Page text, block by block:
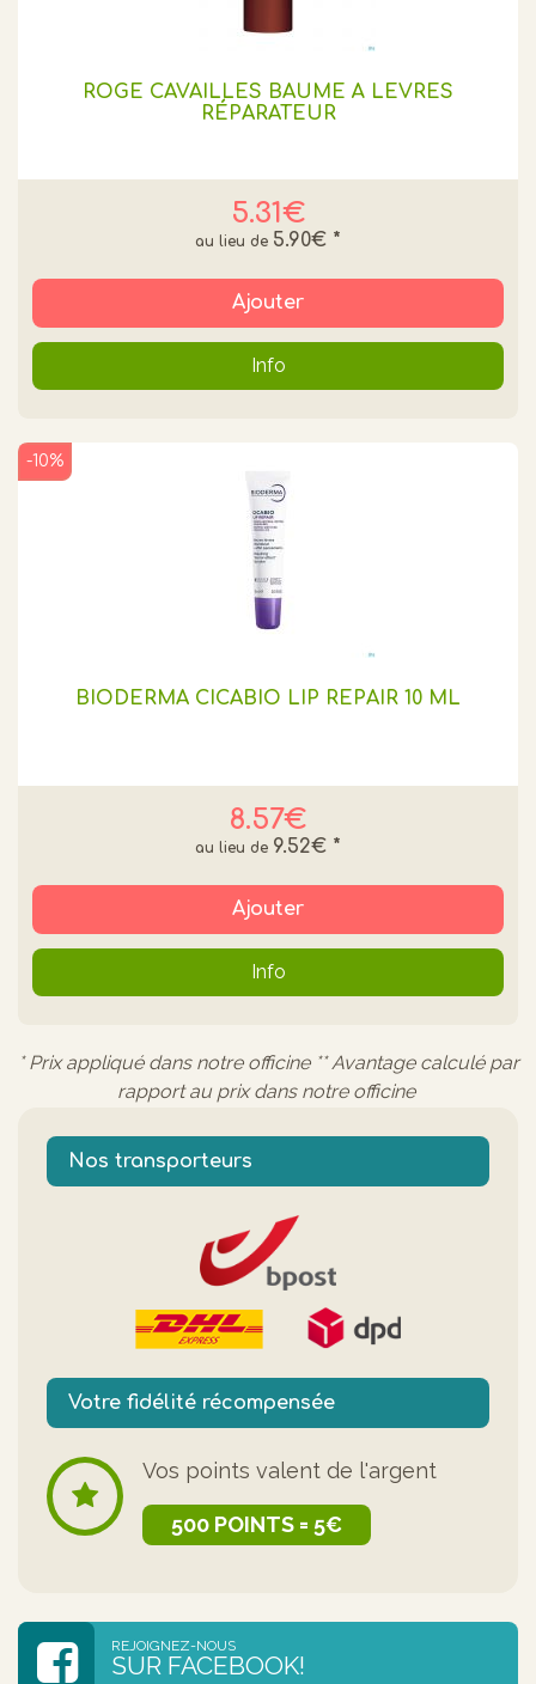
ROGE CAVAILLES BAUME À LÈVRES
RÉPARATEUR
5.31€
5.90€ *
Ajouter
Info
BIODERMA CICABIO LIP REPAIR 10 ML
8.57€
-10%
9.52€ *
Ajouter
Info
* Prix appliqué dans notre officine ** Avantage calculé par
rapport au prix dans notre officine
Nos transporteurs
Votre fidélité récompensée
Vos points valent de l'argent
500 POINTS = 5€
REJOIGNEZ-NOUS
SUR FACEBOOK!